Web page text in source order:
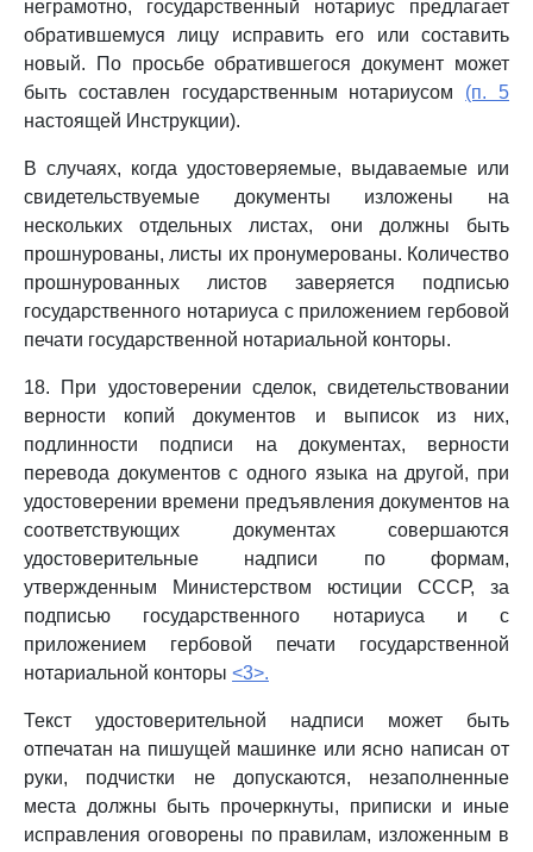
неграмотно, государственный нотариус предлагает
обратившемуся лицу исправить его или составить
новый. По просьбе обратившегося документ может
быть составлен государственным нотариусом (п. 5
настоящей Инструкции).
В случаях, когда удостоверяемые, выдаваемые или
свидетельствуемые документы изложены на
нескольких отдельных листах, они должны быть
прошнурованы, листы их пронумерованы. Количество
прошнурованных листов заверяется подписью
государственного нотариуса с приложением гербовой
печати государственной нотариальной конторы.
18. При удостоверении сделок, свидетельствовании
верности копий документов и выписок из них,
подлинности подписи на документах, верности
перевода документов с одного языка на другой, при
удостоверении времени предъявления документов на
соответствующих документах совершаются
удостоверительные надписи по формам,
утвержденным Министерством юстиции СССР, за
подписью государственного нотариуса и с
приложением гербовой печати государственной
нотариальной конторы <3>.
Текст удостоверительной надписи может быть
отпечатан на пишущей машинке или ясно написан от
руки, подчистки не допускаются, незаполненные
места должны быть прочеркнуты, приписки и иные
исправления оговорены по правилам, изложенным в